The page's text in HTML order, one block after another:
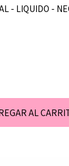
- LIQUIDO -